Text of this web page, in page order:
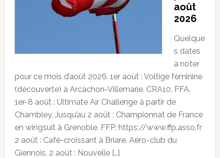
août
2026
Quelque
s dates
à noter
pour ce mois d’août 2026. 1er août : Voltige féminine
(découverte) à Arcachon-Villemarie. CRA10. FFA.
1er-8 août : Ultimate Air Challenge à partir de
Chambley. Jusqu’au 2 août : Championnat de France
en wingsuit à Grenoble. FFP. https://www.ffp.asso.fr
2 août : Café-croissant à Briare. Aéro-club du
Giennois. 2 août : Nouvelle […]